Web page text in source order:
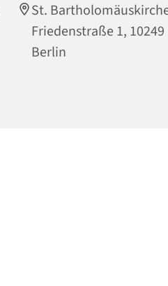
St.
Friedenstraße 1, 10249
Berlin